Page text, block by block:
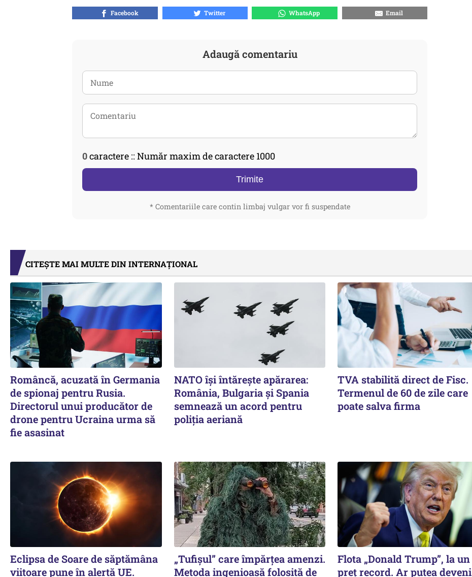
Facebook Twitter WhatsApp Email
Adaugă comentariu
0caractere :: Număr maxim de caractere 1000
Trimite
* Comentariile care contin limbaj vulgar vor fi suspendate
CITEȘTE MAI MULTE DIN INTERNAȚIONAL
Româncă, acuzată în Germania
de spionaj pentru Rusia.
Directorul unui producător de
drone pentru Ucraina urma să
fie asasinat
NATO își întărește apărarea:
România, Bulgaria și Spania
semnează un acord pentru
poliția aeriană
TVA stabilită direct de Fisc.
Termenul de 60 de zile care
poate salva firma
Eclipsa de Soare de săptămâna
viitoare pune în alertă UE.
„Tufișul” care împărțea amenzi.
Metoda ingenioasă folosită de
Flota „Donald Trump”, la un
preț record. Ar putea deveni